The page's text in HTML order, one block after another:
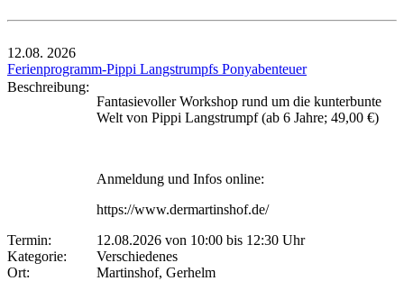
12.08. 2026
Ferienprogramm-Pippi Langstrumpfs Ponyabenteuer
Beschreibung:
Fantasievoller Workshop rund um die kunterbunte
Welt von Pippi Langstrumpf (ab 6 Jahre; 49,00 €)
Anmeldung und Infos online:
https://www.dermartinshof.de/
Termin:
12.08.2026 von 10:00 bis 12:30 Uhr
Kategorie:
Verschiedenes
Ort:
Martinshof, Gerhelm